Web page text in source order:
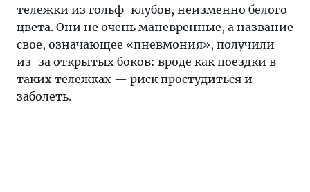
тележки из гольф-клубов, неизменно белого
цвета. Они не очень маневренные, а название
свое, означающее «пневмония», получили
из-за открытых боков: вроде как поездки в
таких тележках — риск простудиться и
заболеть.